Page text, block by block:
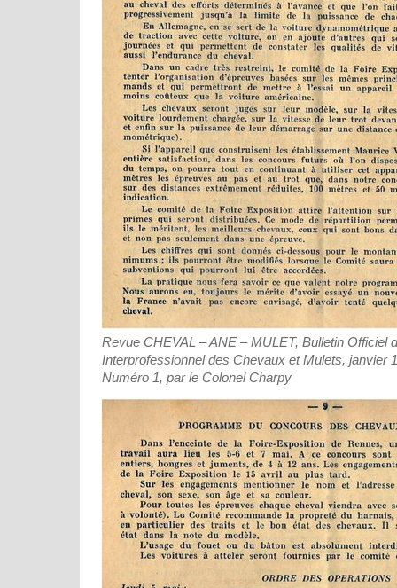
Revue CHEVAL – ANE – MULET, Bulletin Officiel
Interprofessionnel des Chevaux et Mulets, janvier
Numéro 1, par le Colonel Charpy